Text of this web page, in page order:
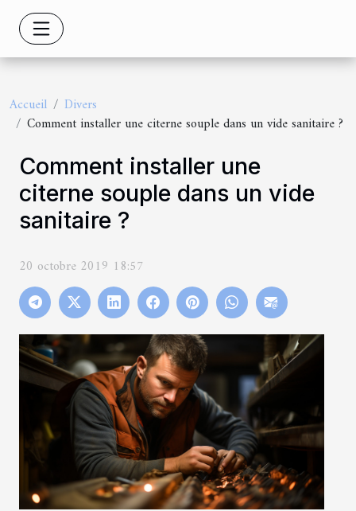
Accueil
Divers
Comment installer une citerne souple dans un vide sanitaire ?
Comment installer une
citerne souple dans un vide
sanitaire ?
20 octobre 2019 18:57